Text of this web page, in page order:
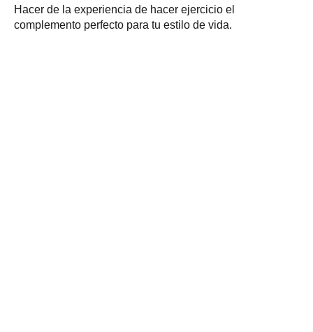
Hacer de la experiencia de hacer ejercicio el
complemento perfecto para tu estilo de vida.